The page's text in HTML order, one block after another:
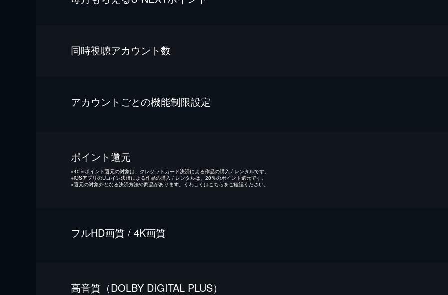
同時視聴アカウント数
アカウントごとの機能制限設定
ポイント還元
※40％ポイント還元の対象は、クレジットカード決済による作品の購入 / レンタルです。
※iOSアプリのUコイン決済による作品の購入 / レンタルは、20％のポイント還元です。
※還元の対象外となる決済方法や商品があります。くわしくは こちらをご確認ください。
フルHD画質 / 4K画質
⾼⾳質（DOLBY DIGITAL PLUS）